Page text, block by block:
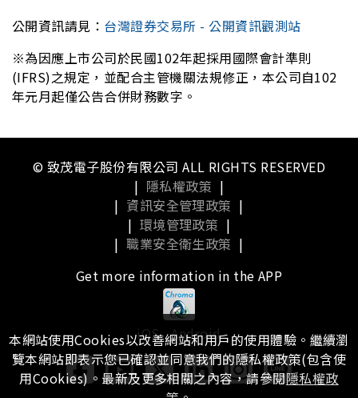
公開資訊請見： 台灣證券交易所 - 公開資訊觀測站
※為因應上市公司於民國102年起採用國際會計準則
(IFRS)之規定，並配合主管機關法規修正，本公司自102
年元月起僅公告合併財務數字。
© 致茂電子股份有限公司 ALL RIGHTS RESERVED
| 隱私權政策 |
| 資訊安全管理政策 |
| 環境管理政策 |
| 職業安全衛生政策 |
Get more information in the APP
iOS Android
本網站使用Cookies以改善網站和用戶的使用體驗。繼續瀏
覽本網站即表示您已確認並同意我們的隱私權政策(包含使
用Cookies)。最新及更多相關之內容，請參閱隱私權政